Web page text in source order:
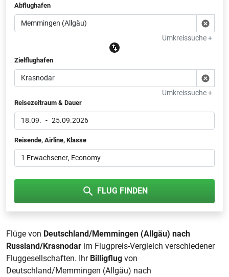
Abflughafen
Umkreissuche +
Zielflughafen
Umkreissuche +
Reisezeitraum & Dauer
18.09. - 25.09.2026
Reisende, Airline, Klasse
1 Erwachsener, Economy
FLUG FINDEN
Flüge von Deutschland/Memmingen (Allgäu) nach
Russland/Krasnodar im Flugpreis-Vergleich verschiedener
Fluggesellschaften. Ihr Billigflug von
Deutschland/Memmingen (Allgäu) nach